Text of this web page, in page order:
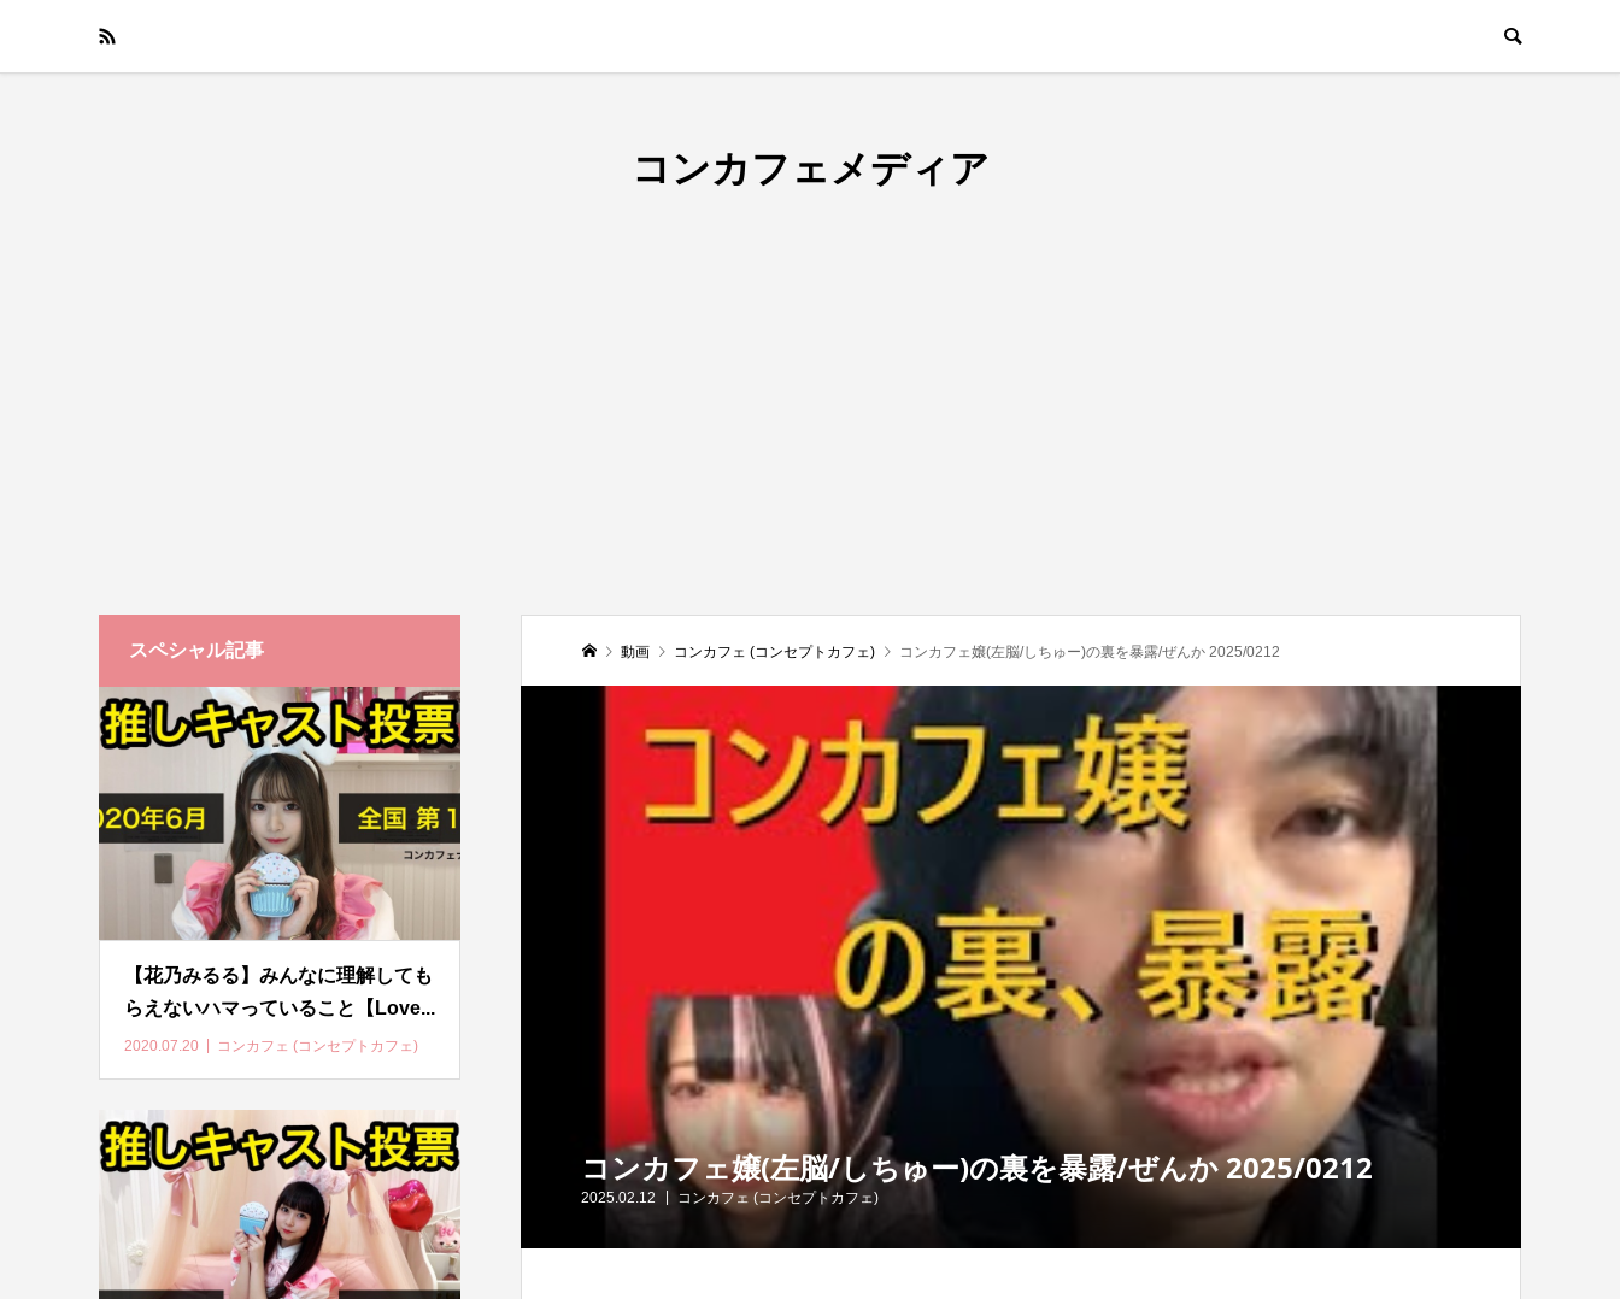
コンカフェメディア
動画 コンカフェ (コンセプトカフェ) コンカフェ嬢(左脳/しちゅー)の裏を暴露/ぜんか 2025/0212
コンカフェ嬢(左脳/しちゅー)の裏を暴露/ぜんか 2025/0212
2025.02.12 コンカフェ (コンセプトカフェ)
スペシャル記事
【花乃みるる】みんなに理解しても
らえないハマっていること【Love...
2020.07.20 コンカフェ (コンセプトカフェ)